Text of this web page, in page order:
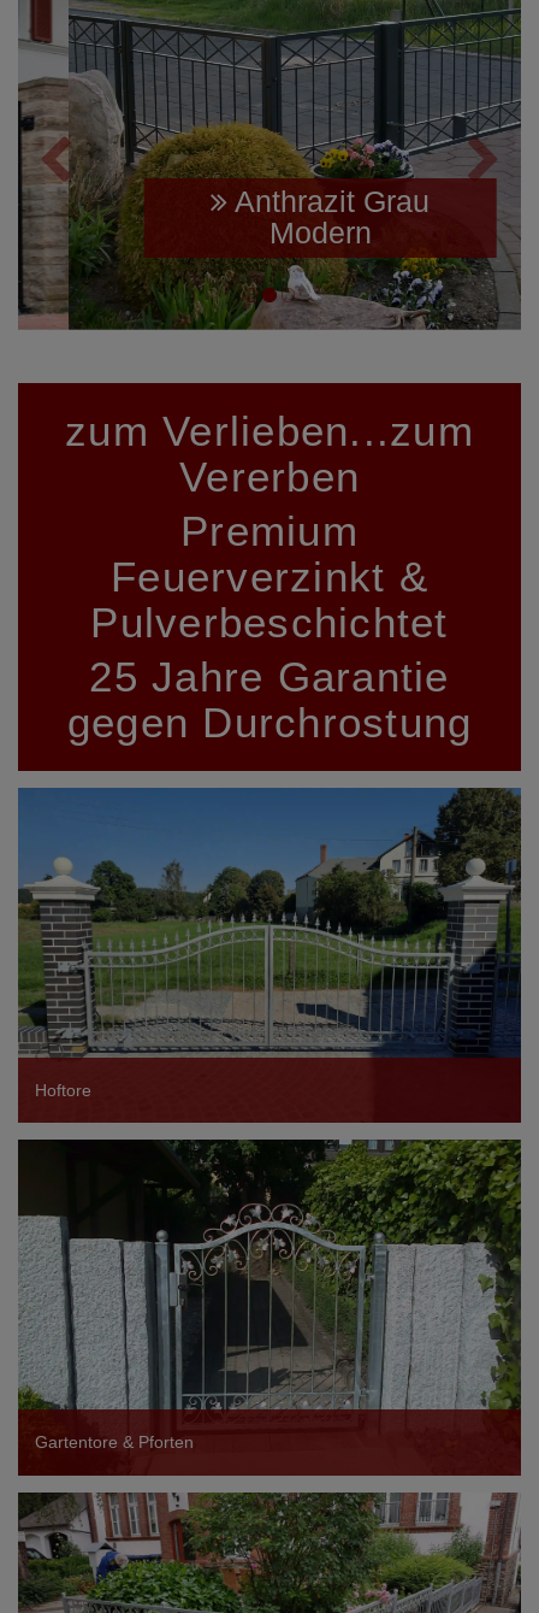
Anthrazit Grau
Modern
zum Verlieben...zum
Vererben
Premium
Feuerverzinkt &
Pulverbeschichtet
25 Jahre Garantie
gegen Durchrostung
Hoftore
Gartentore & Pforten